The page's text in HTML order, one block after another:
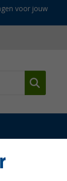
voor jouw